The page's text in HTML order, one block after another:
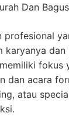
Dan Bagus
profesional
karyanya
fokus
dan acara
atau